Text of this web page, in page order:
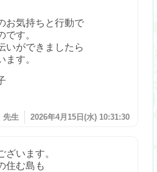
お気持ちと行動で
です。
いができましたら
ます。
先生 2026年4月15日(水) 10:31:30
ざいます。
住む島も